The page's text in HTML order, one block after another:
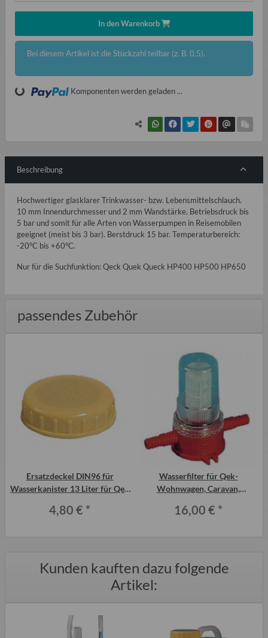
In den Warenkorb
x
Bei diesem Artikel ist die Stückzahl teilbar (z. B. 0,5).
Loading... Komponenten werden geladen ...
Beschreibung
Hochwertiger glasklarer Trinkwasser- bzw. Lebensmittelschlauch.
10 mm Innendurchmesser und 2 mm Wandstärke. Betriebsdruck bis
5 bar und somit für alle Arten von Wasserpumpen in Reisemobilen
geeignet (meist bis 3 bar). Berstdruck 15 bar. Temperaturbereich:
-20°C bis +60°C.
Nur für die Suchfunktion: Qeck Quek Queck HP400 HP500 HP650
passendes Zubehör
Ersatzdeckel DIN96 für
Wasserkanister 13 Liter für Qek
4,80 € *
Wasserfilter für Qek-
Wohnwagen, Caravan,
16,00 € *
Kunden kauften dazu folgende
Artikel: